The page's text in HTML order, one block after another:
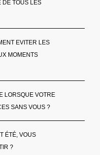
DE TOUS LES
EVITER LES
MOMENTS
LORSQUE VOTRE
SANS VOUS ?
ÉTÉ, VOUS
?